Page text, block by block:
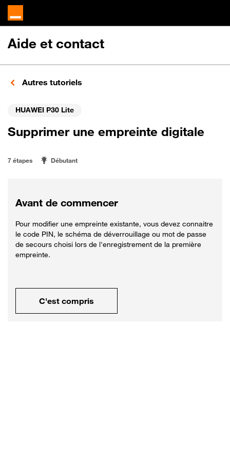
Aide et contact
Autres tutoriels
HUAWEI P30 Lite
Supprimer une empreinte digitale
7 étapes Débutant
Avant de commencer
Pour modifier une empreinte existante, vous devez connaitre
le code PIN, le schéma de déverrouillage ou mot de passe
de secours choisi lors de l'enregistrement de la première
empreinte.
C'est compris